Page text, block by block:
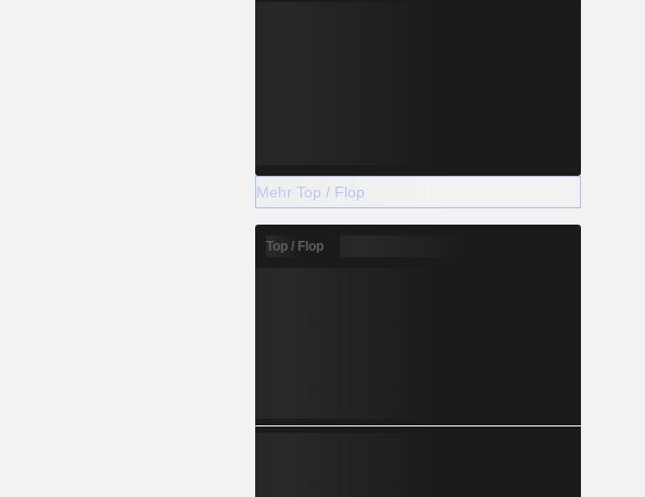
Mehr Top / Flop
Top / Flop